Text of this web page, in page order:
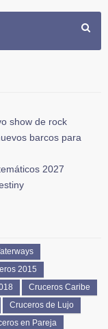
show de rock
barcos para
2027
2015
Cruceros Caribe
Cruceros de Lujo
en Pareja